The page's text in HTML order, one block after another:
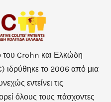
Crohn και Ελκώδη
ιδρύθηκε το 2006 από μια
εντείνει τις
όλους τους πάσχοντες